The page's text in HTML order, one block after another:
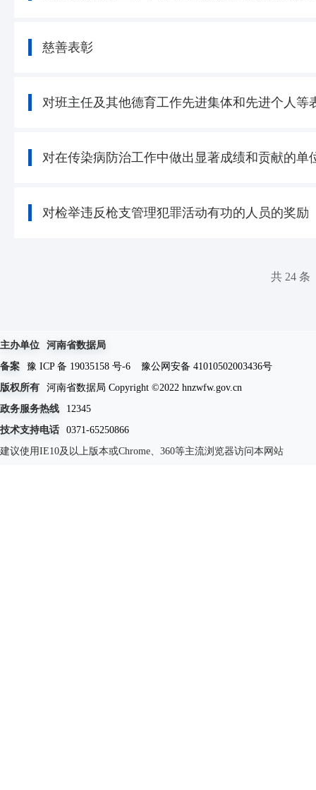
慈善表彰
对班主任及其他德育工作先进集体和先进个人等
对在传染病防治工作中做出显著成绩和贡献的单
对检举违反枪支管理犯罪活动有功的人员的奖励
共 24 条
主办单位
河南省数据局
备案
豫 ICP 备 19035158 号-6
豫公网安备 41010502003436号
版权所有
河南省数据局 Copyright ©2022 hnzwfw.gov.cn
政务服务热线
12345
技术支持电话
0371-65250866
建议使用IE10及以上版本或Chrome、360等主流浏览器访问本网站